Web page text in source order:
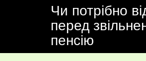
Чи потрібно
перед
пенсію